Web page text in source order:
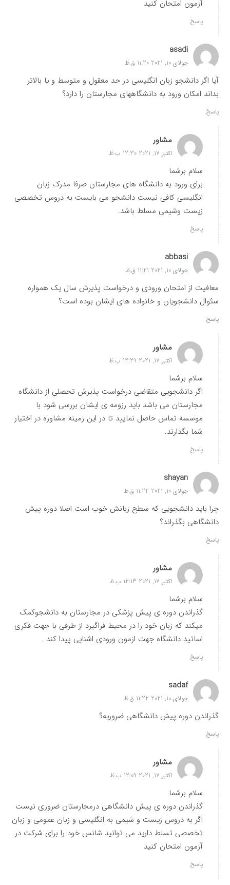
آزمون امتحان کنید
پاسخ
asadi
جولای 10, 2021 11:20 ق.ظ
آیا اگر دانشجو زبان انگلیسی در حد معقول و متوسط و یا بالاتر
بداند امکان ورود به دانشگاههای مجارستان را دارد؟
پاسخ
مشاور
اکتبر 17, 2021 12:30 ب.ظ
سلام برشما
برای ورود به دانشگاه های مجارستان صرفا مدرک زبان
انگلیسی کافی نیست دانشجو می بایست به دروس تخصصی
زیست وشیمی مسلط باشد.
پاسخ
abbasi
جولای 10, 2021 11:21 ق.ظ
معافیت از امتحان ورودی و درخواست پذیرش سال یک همواره
سئوال دانشجویان و خانواده های ایشان بوده است؟
پاسخ
مشاور
اکتبر 17, 2021 12:29 ب.ظ
سلام برشما
اگر دانشجویی متقاضی درخواست پذیرش تحصلی از دانشگاه
مجارستان می باشد باید رزومه ی ایشان بررسی شود با
موسسه تماس حاصل نمایید تا در این زمینه مشاوره در اختیار
شما بگذارند.
پاسخ
shayan
جولای 10, 2021 11:22 ق.ظ
چرا باید دانشجویی که سطح زبانش خوب است اصلا دوره پیش
دانشگاهی بگذراند؟
پاسخ
مشاور
اکتبر 17, 2021 12:13 ب.ظ
سلام برشما
گذراندن دوره ی پیش پزشکی در مجارستان به دانشجوکمک
میکند که زبان خود را در محیط فراگیرد از طرفی با جهت فکری
اساتید دانشگاه جهت ازمون ورودی اشنایی پیدا کند .
پاسخ
sadaf
جولای 10, 2021 11:22 ق.ظ
گذراندن دوره پیش دانشگاهی ضروریه؟
پاسخ
مشاور
اکتبر 17, 2021 12:09 ب.ظ
سلام برشما
گذراندن دوره ی پیش دانشگاهی درمجارستان ضروری نیست
اگر به دروس زیست و شیمی به انگلیسی و زبان عمومی و زبان
تخصصی تسلط دارید می توانید شانس خود را برای شرکت در
آزمون امتحان کنید
پاسخ